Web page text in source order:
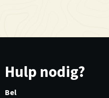
Hulp nodig?
Bel